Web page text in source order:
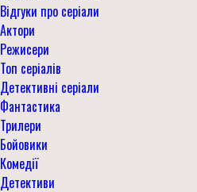
Відгуки про серіали
Актори
Режисери
Топ серіалів
Детективні серіали
Фантастика
Трилери
Бойовики
Комедії
Детективи